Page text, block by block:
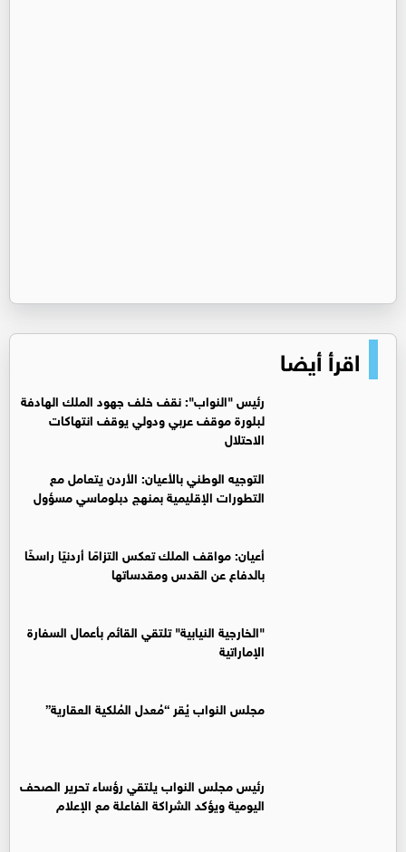
اقرأ أيضا
رئيس "النواب": نقف خلف جهود الملك الهادفة
لبلورة موقف عربي ودولي يوقف انتهاكات
الاحتلال
التوجيه الوطني بالأعيان: الأردن يتعامل مع
التطورات الإقليمية بمنهج دبلوماسي مسؤول
أعيان: مواقف الملك تعكس التزامًا أردنيًا راسخًا
بالدفاع عن القدس ومقدساتها
"الخارجية النيابية" تلتقي القائم بأعمال السفارة
الإماراتية
مجلس النواب يُقر “مُعدل المُلكية العقارية”
رئيس مجلس النواب يلتقي رؤساء تحرير الصحف
اليومية ويؤكد الشراكة الفاعلة مع الإعلام